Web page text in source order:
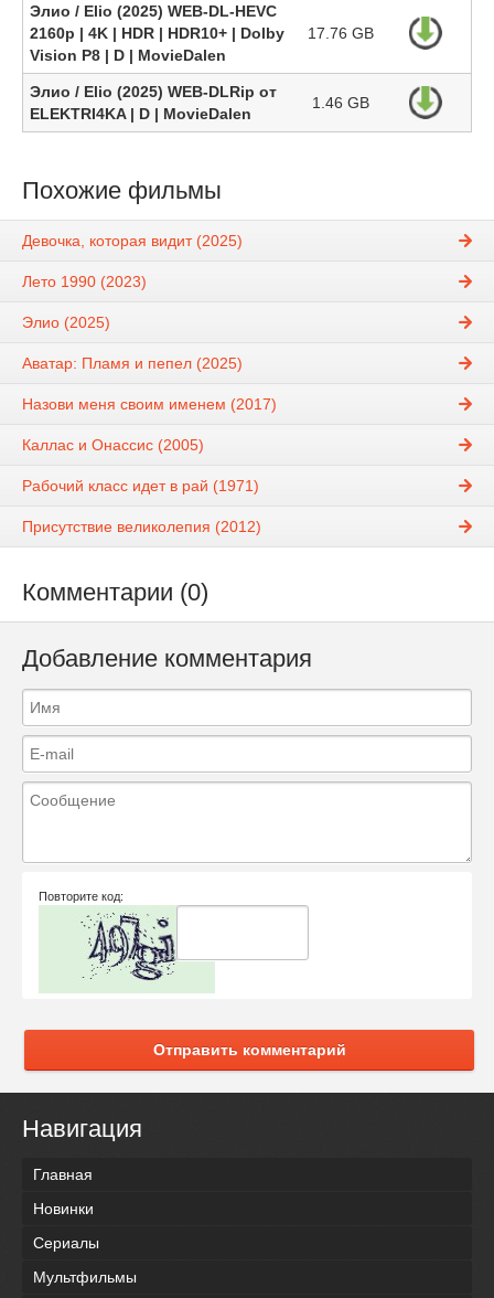
Элио / Elio (2025) WEB-DL-HEVC
2160p | 4K | HDR | HDR10+ | Dolby
Vision P8 | D | MovieDalen
17.76 GB
Элио / Elio (2025) WEB-DLRip от
ELEKTRI4KA | D | MovieDalen
1.46 GB
Похожие фильмы
Девочка, которая видит (2025)
Лето 1990 (2023)
Элио (2025)
Аватар: Пламя и пепел (2025)
Назови меня своим именем (2017)
Каллас и Онассис (2005)
Рабочий класс идет в рай (1971)
Присутствие великолепия (2012)
Комментарии (0)
Добавление комментария
Повторите код:
Отправить комментарий
Навигация
Главная
Новинки
Сериалы
Мультфильмы